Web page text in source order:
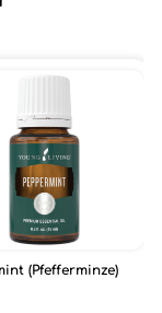
(Pfefferminze)